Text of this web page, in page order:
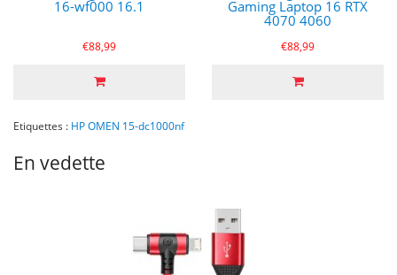
16-wf000 16.1
€88,99
Gaming Laptop 16 RTX
4070 4060
€88,99
Etiquettes : HP OMEN 15-dc1000nf
En vedette